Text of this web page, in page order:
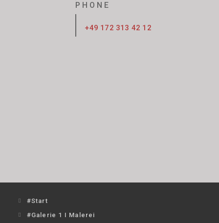
PHONE
+49 172 313 42 12
#Start
#Galerie 1 I Malerei